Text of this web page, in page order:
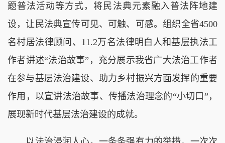
题普法活动等方式，将民法典元素融入普法阵地建
设，让民法典宣传可见、可触、可感。组织全省4500
名村居法律顾问、11.2万名法律明白人和基层执法工
作者讲述“法治故事”，充分展示我省广大法治工作者
在参与基层法治建设、助力乡村振兴方面发挥的重要
作用，以宣讲法治故事、传播法治理念的“小切口”，
展现新时代基层法治建设的成就。